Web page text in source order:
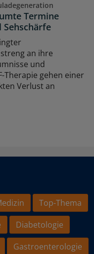
Termine
an ihre
und
Therapie gehen einer
Verlust an
Top-Thema
Diabetologie
Gastroenterologie